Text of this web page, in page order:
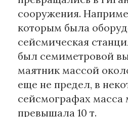
сооружения.
которым была
сейсмическая
был семиметровой
маятник массой
еще не предел, в
сейсмографах масса
превышала 10 т.